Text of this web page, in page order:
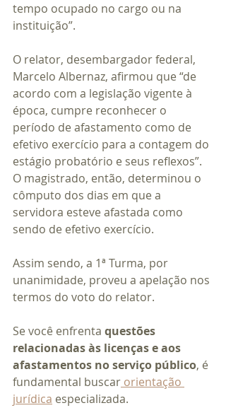
tempo ocupado no cargo ou na
instituição”.
O relator, desembargador federal,
Marcelo Albernaz, afirmou que “de
acordo com a legislação vigente à
época, cumpre reconhecer o
período de afastamento como de
efetivo exercício para a contagem do
estágio probatório e seus reflexos”.
O magistrado, então, determinou o
cômputo dos dias em que a
servidora esteve afastada como
sendo de efetivo exercício.
Assim sendo, a 1ª Turma, por
unanimidade, proveu a apelação nos
termos do voto do relator.
Se você enfrenta questões
relacionadas às licenças e aos
afastamentos no serviço público, é
fundamental buscar orientação
jurídica especializada.